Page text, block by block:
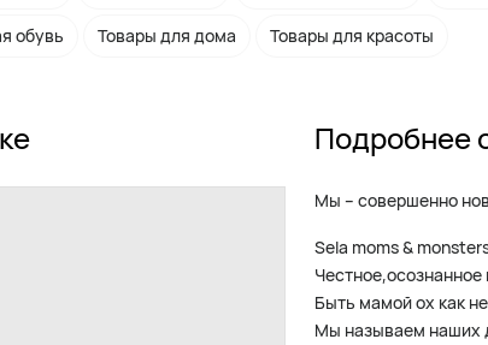
обувь Товары для дома Товары для красоты
Подробнее
Мы – совершенно
Sela moms &
Быть мамой ох как
Мы называем наших